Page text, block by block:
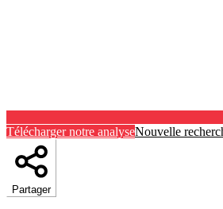
Télécharger notre analyseNouvelle
Partager